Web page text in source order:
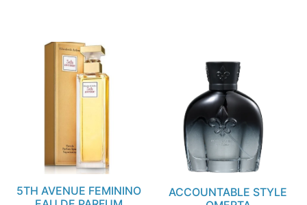
5TH AVENUE FEMININO
ACCOUNTABLE STYLE